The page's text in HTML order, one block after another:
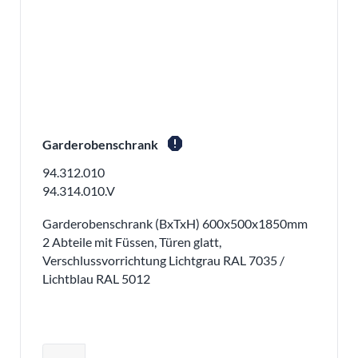
Garderobenschrank report
94.312.010
94.314.010.V
Garderobenschrank (BxTxH) 600x500x1850mm
2 Abteile mit Füssen, Türen glatt,
Verschlussvorrichtung Lichtgrau RAL 7035 /
Lichtblau RAL 5012